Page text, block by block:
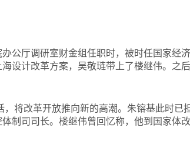
公厅调研室财金组任职时，被时任国家经
设计改革方案，吴敬琏带上了楼继伟。之
，将改革开放推向新的高潮。朱镕基此时已
制司司长。楼继伟曾回忆称，他到国家体